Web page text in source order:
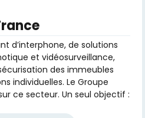
d’interphone, de solutions
et vidéosurveillance,
des immeubles
individuelles. Le Groupe
ce secteur. Un seul objectif :